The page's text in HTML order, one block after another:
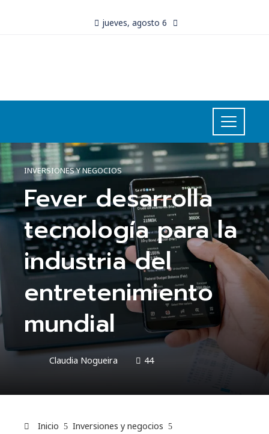
jueves, agosto 6
INVERSIONES Y NEGOCIOS
Fever desarrolla
tecnología para la
industria del
entretenimiento
mundial
Claudia Nogueira 44
Inicio
Inversiones y negocios